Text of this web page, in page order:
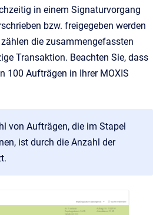
in einem Signaturvorgang
bzw. freigegeben werden
die zusammengefassten
Transaktion. Beachten Sie, dass
100 Aufträgen in Ihrer MOXIS
von Aufträgen, die im Stapel
ist durch die Anzahl der